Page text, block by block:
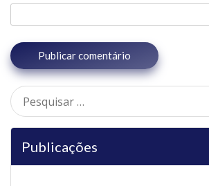
Pesquisar
por:
Publicações